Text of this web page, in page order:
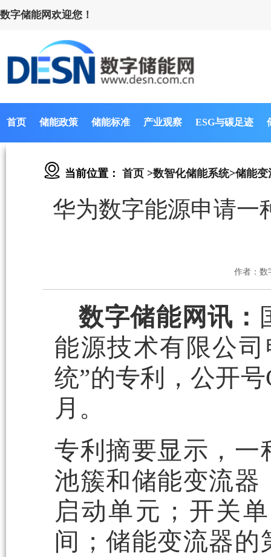
数字储能网欢迎您！
首页 储能政策 储能标准 产业观察 ESG与碳足迹
当前位置： 首页 >数智化储能系统>储能变
华为数字能源申请一
作者：数
数字储能网讯：
能源技术有限公
统”的专利，公开
月。
专利摘要显示，一
池簇和储能变流器
启动单元；开关
间；储能变流器